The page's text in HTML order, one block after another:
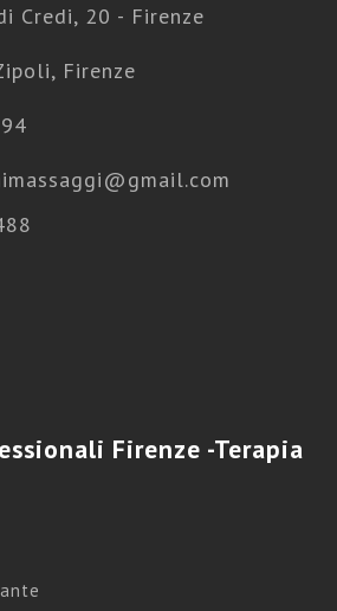
Credi, 20 - Firenze
Firenze
Firenze -Terapia